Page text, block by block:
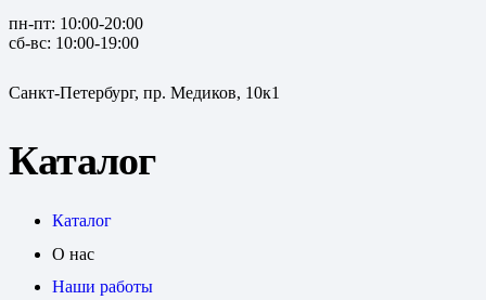
пн-пт: 10:00-20:00
сб-вс: 10:00-19:00
Санкт-Петербург, пр. Медиков, 10к1
Каталог
Каталог
О нас
Наши работы